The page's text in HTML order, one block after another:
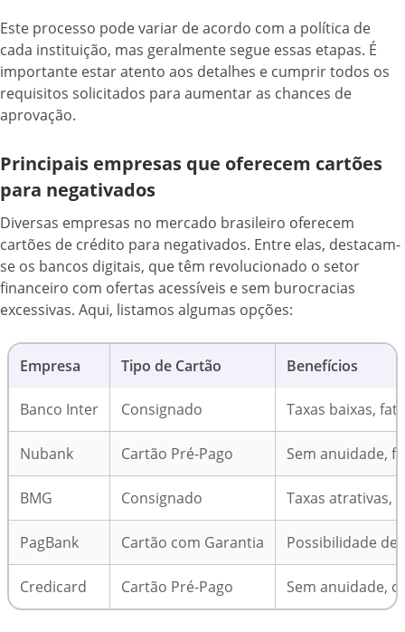
Este processo pode variar de acordo com a política de
cada instituição, mas geralmente segue essas etapas. É
importante estar atento aos detalhes e cumprir todos os
requisitos solicitados para aumentar as chances de
aprovação.
Principais empresas que oferecem cartões
para negativados
Diversas empresas no mercado brasileiro oferecem
cartões de crédito para negativados. Entre elas, destacam-
se os bancos digitais, que têm revolucionado o setor
financeiro com ofertas acessíveis e sem burocracias
excessivas. Aqui, listamos algumas opções:
Empresa Tipo de Cartão Benefícios
Banco Inter Consignado Taxas baixas,
Nubank Cartão Pré-Pago Sem anuidade,
BMG Consignado Taxas atrativas,
PagBank Cartão com Garantia Possibilidade
Credicard Cartão Pré-Pago Sem anuidade,